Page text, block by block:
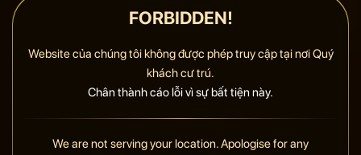
FORBIDDEN!
Website của chúng tôi không được phép truy cập tại nơi Quý
khách cư trú.
Chân thành cáo lỗi vì sự bất tiện này.
We are not serving your location. Apologise for any